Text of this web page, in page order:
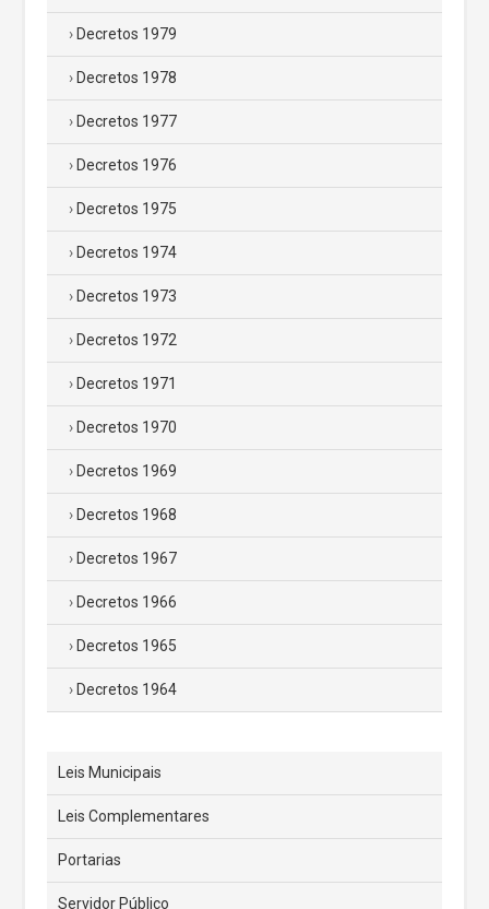
Decretos 1979
Decretos 1978
Decretos 1977
Decretos 1976
Decretos 1975
Decretos 1974
Decretos 1973
Decretos 1972
Decretos 1971
Decretos 1970
Decretos 1969
Decretos 1968
Decretos 1967
Decretos 1966
Decretos 1965
Decretos 1964
Leis Municipais
Leis Complementares
Portarias
Servidor Público